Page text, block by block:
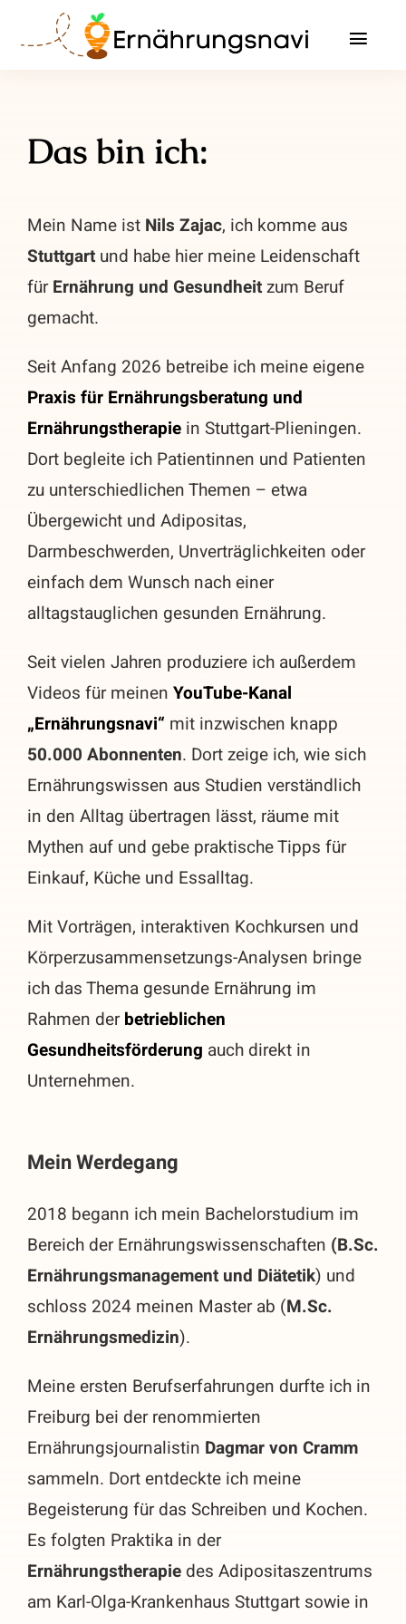
Inhalt
Beschwerden & Erkrankungen
Über mich
Ratgeber
Kontakt / Termin vereinbaren
Das bin ich:
Mein Name ist Nils Zajac, ich komme aus
Stuttgartund habe hier meine Leidenschaft
fürErnährung und Gesundheitzum Beruf
gemacht.
Seit Anfang 2026 betreibe ich meine eigene
Praxis für Ernährungsberatung und
Ernährungstherapiein Stuttgart-Plieningen.
Dort begleite ich Patientinnen und Patienten
zu unterschiedlichen Themen – etwa
Übergewicht und Adipositas,
Darmbeschwerden, Unverträglichkeiten oder
einfach dem Wunsch nach einer
alltagstauglichen gesunden Ernährung.
Seit vielen Jahren produziere ich außerdem
Videos für meinen YouTube-Kanal
„Ernährungsnavi“ mit inzwischen knapp
50.000 Abonnenten. Dort zeige ich, wie sich
Ernährungswissen aus Studien verständlich
in den Alltag übertragen lässt, räume mit
Mythen auf und gebe praktische Tipps für
Einkauf, Küche und Essalltag.
Mit Vorträgen, interaktiven Kochkursen und
Körperzusammensetzungs-Analysen bringe
ich das Thema gesunde Ernährung im
Rahmen derbetrieblichen
Gesundheitsförderung auch direkt in
Unternehmen.
Mein Werdegang
2018 begann ich mein Bachelorstudium im
Bereich der Ernährungswissenschaften (B.Sc.
Ernährungsmanagement und Diätetik) und
schloss 2024 meinen Master ab (M.Sc.
Ernährungsmedizin).
Meine ersten Berufserfahrungen durfte ich in
Freiburg bei der renommierten
Ernährungsjournalistin Dagmar von Cramm
sammeln. Dort entdeckte ich meine
Begeisterung für das Schreiben und Kochen.
Es folgten Praktika in der
Ernährungstherapiedes Adipositaszentrums
am Karl-Olga-Krankenhaus Stuttgart sowie in